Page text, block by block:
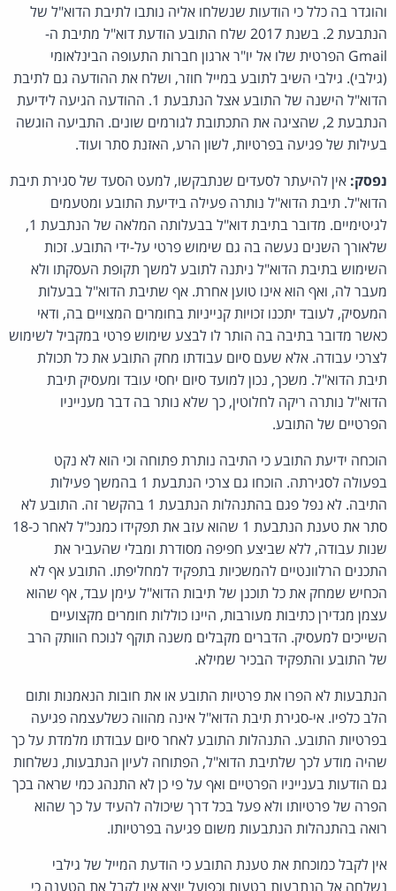
והוגדר בה כלל כי הודעות שנשלחו אליה נותבו לתיבת הדוא"ל של
הנתבעת 2. בשנת 2017 שלח התובע הודעת דוא"ל מתיבת ה-
Gmail הפרטית שלו אל יו"ר ארגון חברות התעופה הבינלאומי
(גילבי). גילבי השיב לתובע במייל חוזר, ושלח את ההודעה גם לתיבת
הדוא"ל הישנה של התובע אצל הנתבעת 1. ההודעה הגיעה לידיעת
הנתבעת 2, שהציגה את התכתובת לגורמים שונים. התביעה הוגשה
בעילות של פגיעה בפרטיות, לשון הרע, האזנת סתר ועוד.
נפסק: אין להיעתר לסעדים שנתבקשו, למעט הסעד של סגירת תיבת
הדוא"ל. תיבת הדוא"ל נותרה פעילה בידיעת התובע ומטעמים
לגיטימיים. מדובר בתיבת דוא"ל בבעלותה המלאה של הנתבעת 1,
שלאורך השנים נעשה בה גם שימוש פרטי על-ידי התובע. זכות
השימוש בתיבת הדוא"ל ניתנה לתובע למשך תקופת העסקתו ולא
מעבר לה, ואף הוא אינו טוען אחרת. אף שתיבת הדוא"ל בבעלות
המעסיק, לעובד יתכנו זכויות קנייניות בחומרים המצויים בה, ודאי
כאשר מדובר בתיבה בה הותר לו לבצע שימוש פרטי במקביל לשימוש
לצרכי עבודה. אלא שעם סיום עבודתו מחק התובע את כל תכולת
תיבת הדוא"ל. משכך, נכון למועד סיום יחסי עובד ומעסיק תיבת
הדוא"ל נותרה ריקה לחלוטין, כך שלא נותר בה דבר מענייניו
הפרטיים של התובע.
הוכחה ידיעת התובע כי התיבה נותרת פתוחה וכי הוא לא נקט
בפעולה לסגירתה. הוכחו גם צרכי הנתבעת 1 בהמשך פעילות
התיבה. לא נפל פגם בהתנהלות הנתבעת 1 בהקשר זה. התובע לא
סתר את טענת הנתבעת 1 שהוא עזב את תפקידו כמנכ"ל לאחר כ-18
שנות עבודה, ללא שביצע חפיפה מסודרת ומבלי שהעביר את
התכנים הרלוונטיים להמשכיות בתפקיד למחליפתו. התובע אף לא
הכחיש שמחק את כל תוכנן של תיבות הדוא"ל עימן עבד, אף שהוא
עצמן מגדירן כתיבות מעורבות, היינו כוללות חומרים מקצועיים
השייכים למעסיק. הדברים מקבלים משנה תוקף לנוכח הוותק הרב
של התובע והתפקיד הבכיר שמילא.
הנתבעות לא הפרו את פרטיות התובע או את חובות הנאמנות ותום
הלב כלפיו. אי-סגירת תיבת הדוא"ל אינה מהווה כשלעצמה פגיעה
בפרטיות התובע. התנהלות התובע לאחר סיום עבודתו מלמדת על כך
שהיה מודע לכך שלתיבת הדוא"ל, הפתוחה לעיון הנתבעות, נשלחות
גם הודעות בענייניו הפרטיים ואף על פי כן לא התנהג כמי שראה בכך
הפרה של פרטיותו ולא פעל בכל דרך שיכולה להעיד על כך שהוא
רואה בהתנהלות הנתבעות משום פגיעה בפרטיותו.
אין לקבל כמוכחת את טענת התובע כי הודעת המייל של גילבי
נשלחה אל הנתבעות בטעות וכפועל יוצא אין לקבל את הטענה כי